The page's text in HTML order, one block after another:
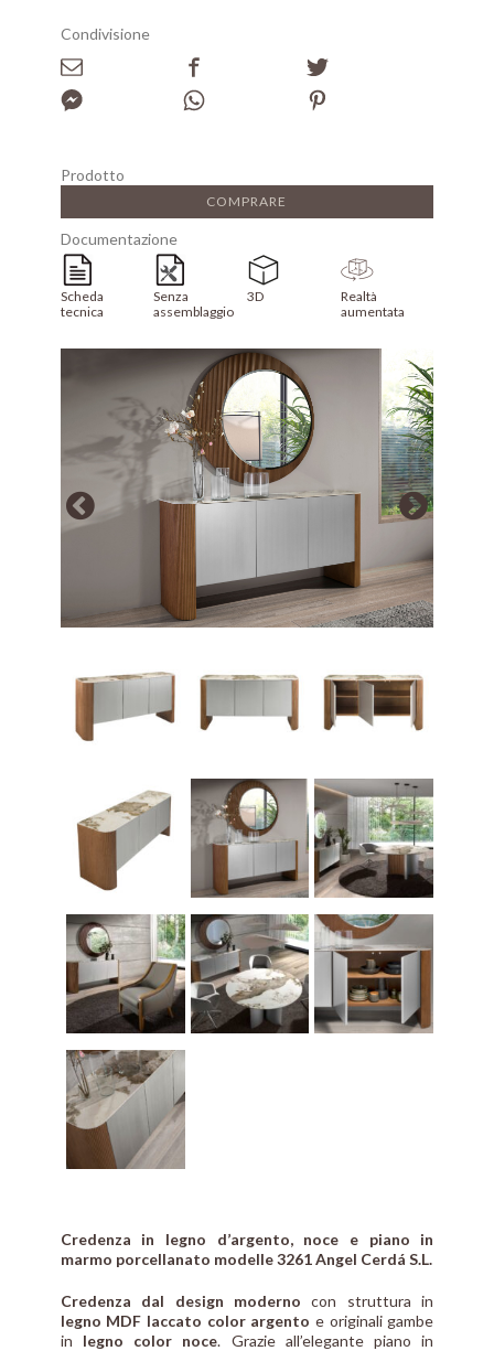
Condivisione
Prodotto
COMPRARE
Documentazione
Scheda
tecnica
Senza
assemblaggio
3D
Realtà
aumentata
Credenza in legno d’argento, noce e piano in
marmo porcellanato modelle 3261 Angel Cerdá S.L.
Credenza dal design moderno con struttura in
legno MDF laccato color argento e originali gambe
in legno color noce. Grazie all’elegante piano in